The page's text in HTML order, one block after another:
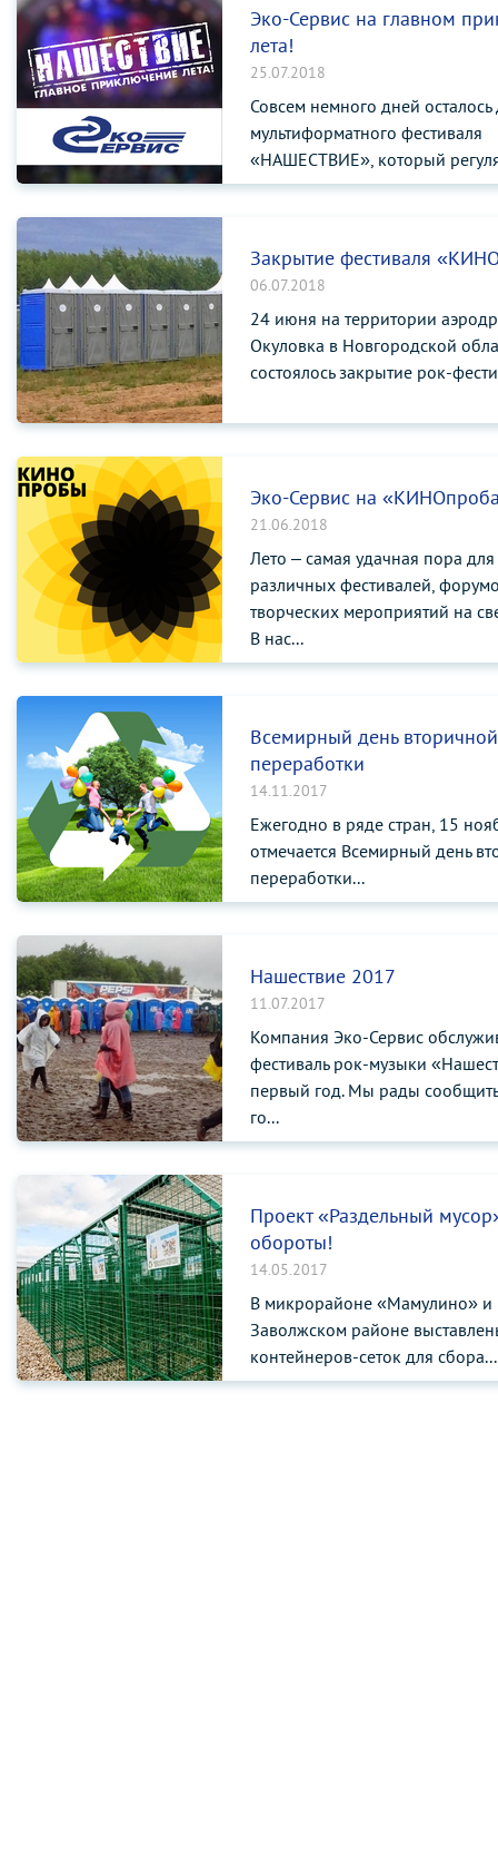
Эко-Сервис на главном
лета!
25.07.2018
Совсем немного дней осталось
мультиформатного фестиваля
«НАШЕСТВИЕ», который
Закрытие фестиваля
06.07.2018
24 июня на территории
Окуловка в Новгородской
состоялось закрытие рок-
Эко-Сервис на
21.06.2018
Лето – самая удачная пора
различных фестивалей,
творческих мероприятий на
В нас...
Всемирный день вторичной
переработки
14.11.2017
Ежегодно в ряде стран, 15
отмечается Всемирный день
переработки...
Нашествие 2017
11.07.2017
Компания Эко-Сервис
фестиваль рок-музыки
первый год. Мы рады
го...
Проект «Раздельный
обороты!
14.05.2017
В микрорайоне «Мамулино» и
Заволжском районе
контейнеров-сеток для сбора...